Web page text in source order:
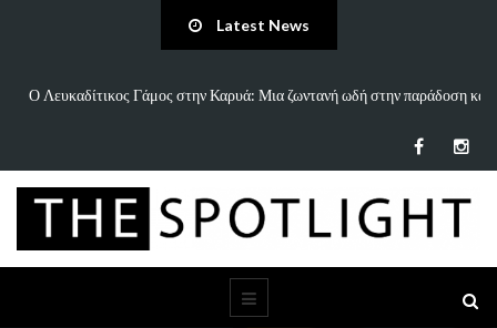
Latest News
«Άννα Είσαι Καλά;»: Το νέο τραγούδι του Δημήτρη Πανανάκη που σπάει